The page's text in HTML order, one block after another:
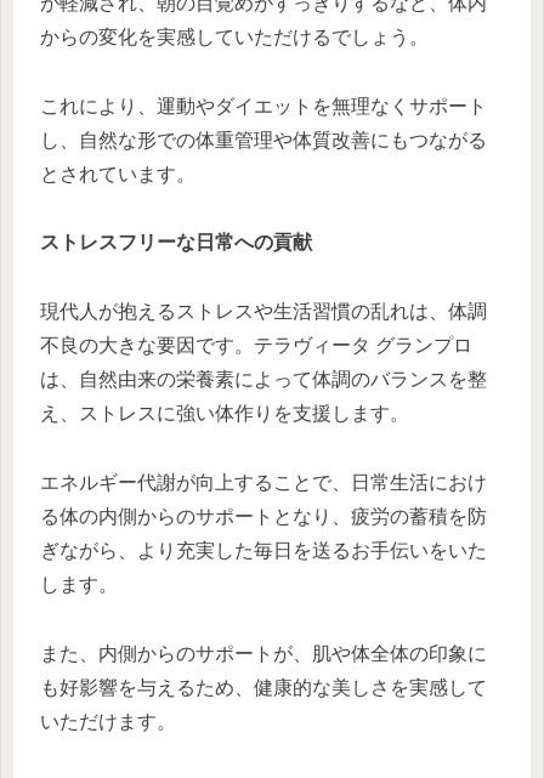
からの変化を実感していただけるでしょう。
これにより、運動やダイエットを無理なくサポート
し、自然な形での体重管理や体質改善にもつながる
とされています。
ストレスフリーな日常への貢献
現代人が抱えるストレスや生活習慣の乱れは、体調
不良の大きな要因です。テラヴィータ グランプロ
は、自然由来の栄養素によって体調のバランスを整
え、ストレスに強い体作りを支援します。
エネルギー代謝が向上することで、日常生活におけ
る体の内側からのサポートとなり、疲労の蓄積を防
ぎながら、より充実した毎日を送るお手伝いをいた
します。
また、内側からのサポートが、肌や体全体の印象に
も好影響を与えるため、健康的な美しさを実感して
いただけます。